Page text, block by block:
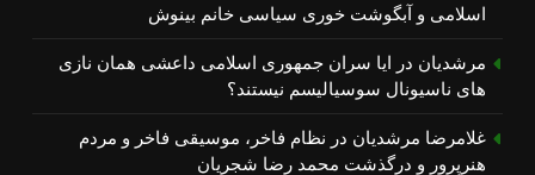
اسلامی و آبگوشت خوری سیاسی خانم بینوش
مرشدیان در ایا سران جمهوری اسلامی داعشی همان نازی
های ناسیونال سوسیالیسم نیستند؟
غلامرضا مرشدیان در نظام فاخر، موسیقی فاخر و مردم
هنرپرور و درگذشت محمد رضا شجریان